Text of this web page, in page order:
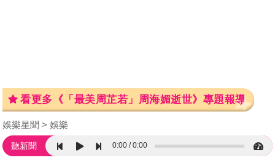
看更多《「最美周芷若」周海媚逝世》專題報導
娛樂星聞 娛樂
聽新聞 0:00 0:00